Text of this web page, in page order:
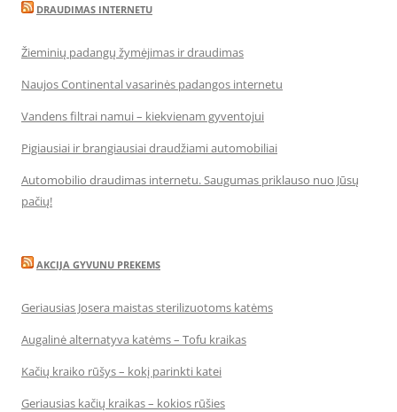
DRAUDIMAS INTERNETU
Žieminių padangų žymėjimas ir draudimas
Naujos Continental vasarinės padangos internetu
Vandens filtrai namui – kiekvienam gyventojui
Pigiausiai ir brangiausiai draudžiami automobiliai
Automobilio draudimas internetu. Saugumas priklauso nuo Jūsų
pačių!
AKCIJA GYVUNU PREKEMS
Geriausias Josera maistas sterilizuotoms katėms
Augalinė alternatyva katėms – Tofu kraikas
Kačių kraiko rūšys – kokį parinkti katei
Geriausias kačių kraikas – kokios rūšies